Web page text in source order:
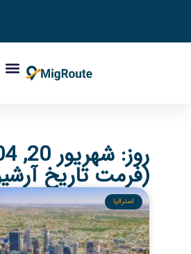
روز:
(فرمت تاریخ
استرالیا